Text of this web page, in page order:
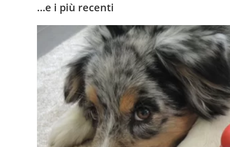
…e i più recenti